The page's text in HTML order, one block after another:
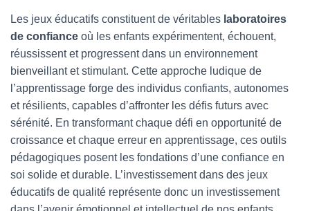
Les jeux éducatifs constituent de véritables laboratoires
de confiance où les enfants expérimentent, échouent,
réussissent et progressent dans un environnement
bienveillant et stimulant. Cette approche ludique de
l’apprentissage forge des individus confiants, autonomes
et résilients, capables d’affronter les défis futurs avec
sérénité. En transformant chaque défi en opportunité de
croissance et chaque erreur en apprentissage, ces outils
pédagogiques posent les fondations d’une confiance en
soi solide et durable. L’investissement dans des jeux
éducatifs de qualité représente donc un investissement